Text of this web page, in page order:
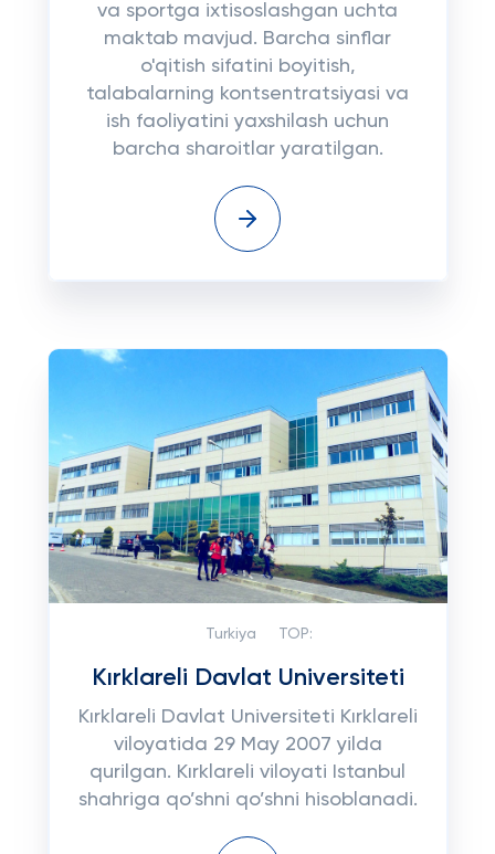
va sportga ixtisoslashgan uchta
maktab mavjud. Barcha sinflar
o'qitish sifatini boyitish,
talabalarning kontsentratsiyasi va
ish faoliyatini yaxshilash uchun
barcha sharoitlar yaratilgan.
Turkiya TOP:
Kırklareli Davlat Universiteti
Kırklareli Davlat Universiteti Kırklareli
viloyatida 29 May 2007 yilda
qurilgan. Kırklareli viloyati Istanbul
shahriga qo’shni qo’shni hisoblanadi.